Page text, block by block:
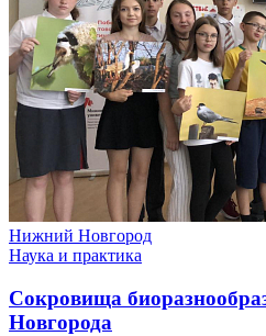
Нижний Новгород
Наука и практика
Сокровища
Новгорода